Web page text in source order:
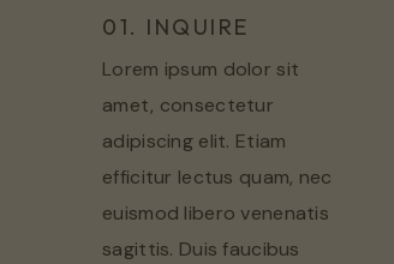
01. INQUIRE
Lorem ipsum dolor sit
amet, consectetur
adipiscing elit. Etiam
efficitur lectus quam, nec
euismod libero venenatis
sagittis. Duis faucibus